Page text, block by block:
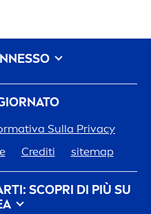
Sulla Privacy
Crediti sitemap
SCOPRI DI PIÙ SU